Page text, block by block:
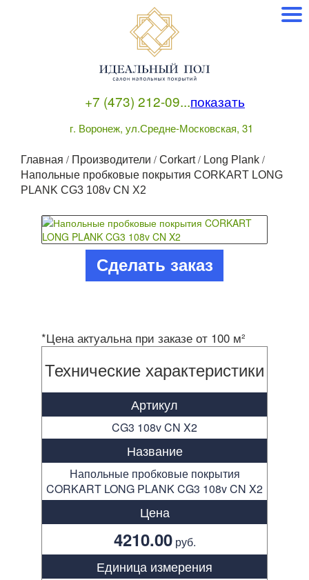
+7 (473) 212-09...показать
г. Воронеж, ул.Средне-Московская, 31
Главная / Производители / Corkart/ Long Plank /
Напольные пробковые покрытия CORKART LONG
PLANK CG3 108v CN X2
Сделать заказ
*Цена актуальна при заказе от 100 м²
Технические характеристики
Артикул
CG3 108v CN X2
Название
Напольные пробковые покрытия
CORKART LONG PLANK CG3 108v CN X2
Цена
4210.00руб.
Единица измерения